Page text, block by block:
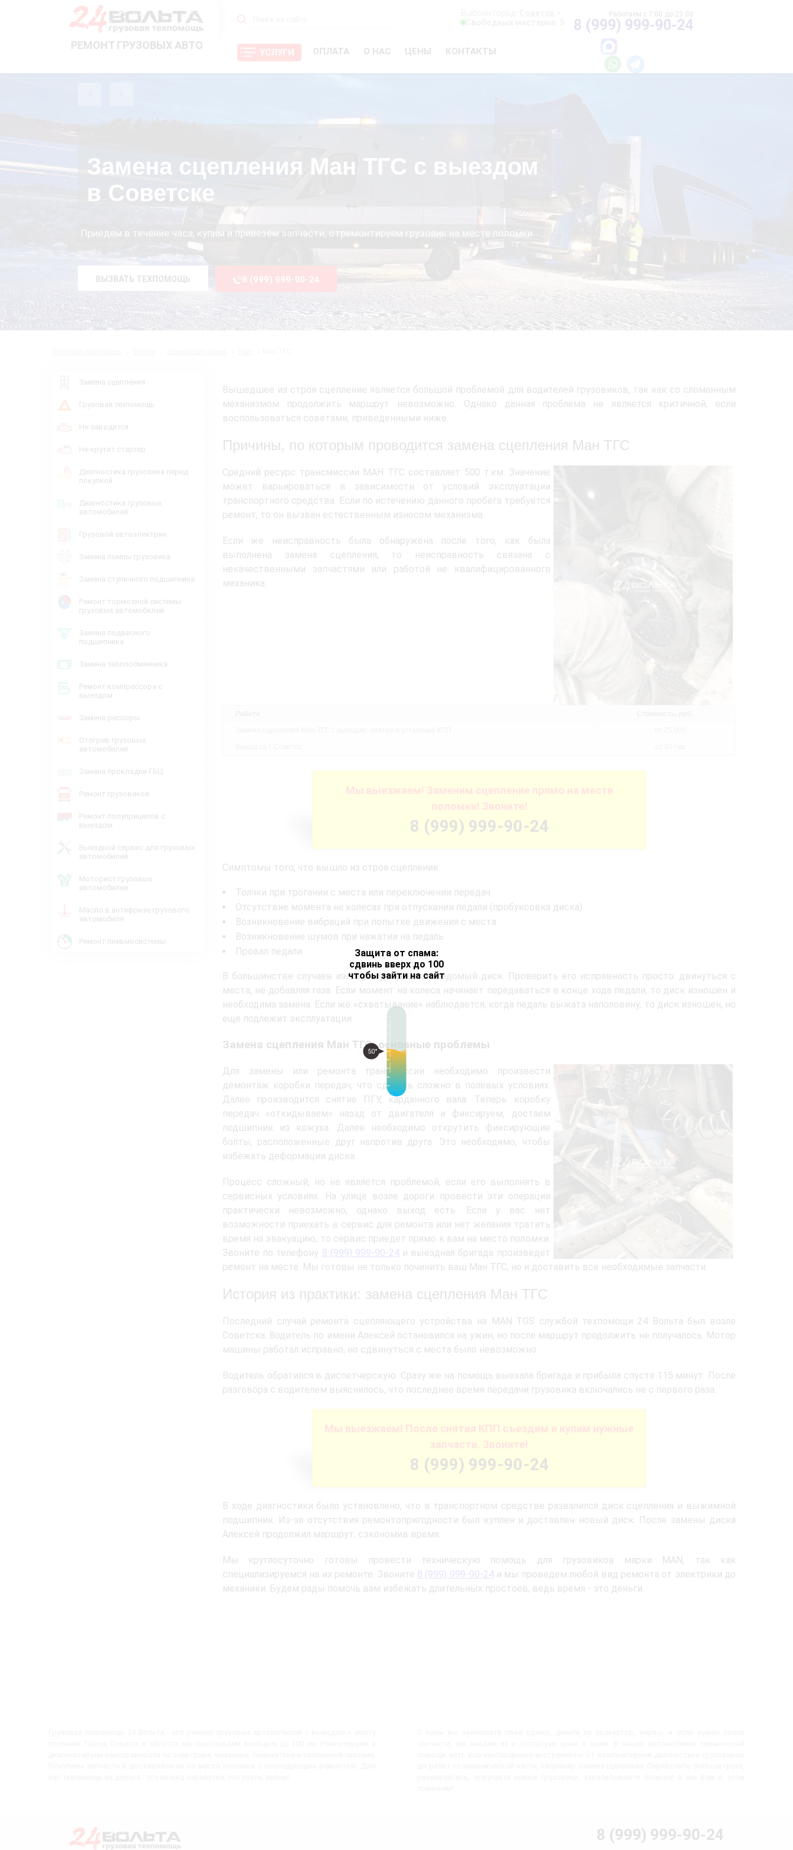
Защита от спама:
сдвинь вверх до 100
чтобы зайти на сайт
50°
РЕМОНТ ГРУЗОВЫХ АВТО
УСЛУГИ ОПЛАТА О НАС ЦЕНЫ КОНТАКТЫ
8 (999) 999-90-24
Замена сцепления Ман ТГС с выездом
в Советске
Приедем в течение часа, купим и привезём запчасти, отремонтируем грузовик на месте поломки
ВЫЗВАТЬ ТЕХПОМОЩЬ 8 (999) 999-90-24
Замена сцепления
Грузовая техпомощь
Не заводится
Не крутит стартер
Диагностика грузовика перед
покупкой
Диагностика грузовых
автомобилей
Грузовой автоэлектрик
Замена помпы грузовика
Замена ступичного подшипника
Ремонт тормозной системы
грузовых автомобилей
Замена подвесного
подшипника
Замена теплообменника
Ремонт компрессора с
выездом
Замена рессоры
Отогрев грузовых
автомобилей
Замена прокладки ГБЦ
Ремонт грузовиков
Ремонт полуприцепов с
выездом
Выездной сервис для грузовых
автомобилей
Моторист грузовых
автомобилей
Масло в антифризе грузового
автомобиля
Ремонт пневмосистемы
Вышедшее из строя сцепление является большой проблемой для водителей грузовиков, так как со сломанным
механизмом продолжить маршрут невозможно. Однако данная проблема не является критичной, если
воспользоваться советами, приведенными ниже.
Причины, по которым проводится замена сцепления Ман ТГС
Средний ресурс трансмиссии МАН ТГС составляет 500 т.км. Значение
может варьироваться в зависимости от условий эксплуатации
транспортного средства. Если по истечению данного пробега требуется
ремонт, то он вызван естественным износом механизма.
Если же неисправность была обнаружена после того, как была
выполнена замена сцепления, то неисправность связана с
некачественными запчастями или работой не квалифицированного
механика.
Мы выезжаем! Заменим сцепление прямо на месте
поломки! Звоните!
8 (999) 999-90-24
Симптомы того, что вышло из строя сцепление:
Толчки при трогании с места или переключении передач
Отсутствие момента на колесах при отпускании педали (пробуксовка диска)
Возникновение вибраций при попытке движения с места
Возникновение шумов при нажатии на педаль
Провал педали
В большинстве случаев износу подвергается ведомый диск. Проверить его исправность просто: двинуться с
места, не добавляя газа. Если момент на колеса начинает передаваться в конце хода педали, то диск изношен и
необходима замена. Если же «схватывание» наблюдается, когда педаль выжата наполовину, то диск изношен, но
еще подлежит эксплуатации.
Замена сцепления Ман ТГС: основные проблемы
Для замены или ремонта трансмиссии необходимо произвести
демонтаж коробки передач, что сделать сложно в полевых условиях.
Далее производится снятие ПГУ, карданного вала. Теперь коробку
передач «откидываем» назад от двигателя и фиксируем, достаем
подшипник из кожуха. Далее необходимо открутить фиксирующие
болты, расположенные друг напротив друга. Это необходимо, чтобы
избежать деформации диска.
Процесс сложный, но не является проблемой, если его выполнять в
сервисных условиях. На улице возле дороги провести эти операции
практически невозможно, однако выход есть. Если у вас нет
возможности приехать в сервис для ремонта или нет желания тратить
время на эвакуацию, то сервис приедет прямо к вам на место поломки.
Звоните по телефону 8 (999) 999-90-24и выездная бригада произведет
ремонт на месте. Мы готовы не только починить ваш Ман ТГС, но и доставить все необходимые запчасти.
История из практики: замена сцепления Ман ТГС
Последний случай ремонта сцепляющего устройства на MAN TGS службой техпомощи 24 Вольта был возле
Советска. Водитель по имени Алексей остановился на ужин, но после маршрут продолжить не получалось. Мотор
машины работал исправно, но сдвинуться с места было невозможно.
Водитель обратился в диспетчерскую. Сразу же на помощь выехала бригада и прибыла спустя 115 минут. После
разговора с водителем выяснилось, что последнее время передачи грузовика включались не с первого раза.
Мы выезжаем! После снятия КПП съездим и купим нужные
запчасти. Звоните!
8 (999) 999-90-24
В ходе диагностики было установлено, что в транспортном средстве развалился диск сцепления и выжимной
подшипник. Из-за отсутствия ремонтопригодности был куплен и доставлен новый диск. После замены диска
Алексей продолжил маршрут, сэкономив время.
Мы круглосуточно готовы провести техническую помощь для грузовиков марки MAN, так как
специализируемся на их ремонте. Звоните 8 (999) 999-90-24и мы проведем любой вид ремонта от электрики до
механики. Будем рады помочь вам избежать длительных простоев, ведь время - это деньги.
8 (999) 999-90-24